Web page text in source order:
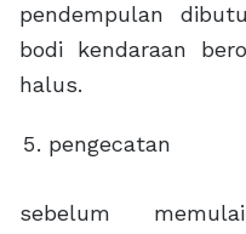
pendempulan
bodi kendaraan
halus.
pengecatan
sebelum